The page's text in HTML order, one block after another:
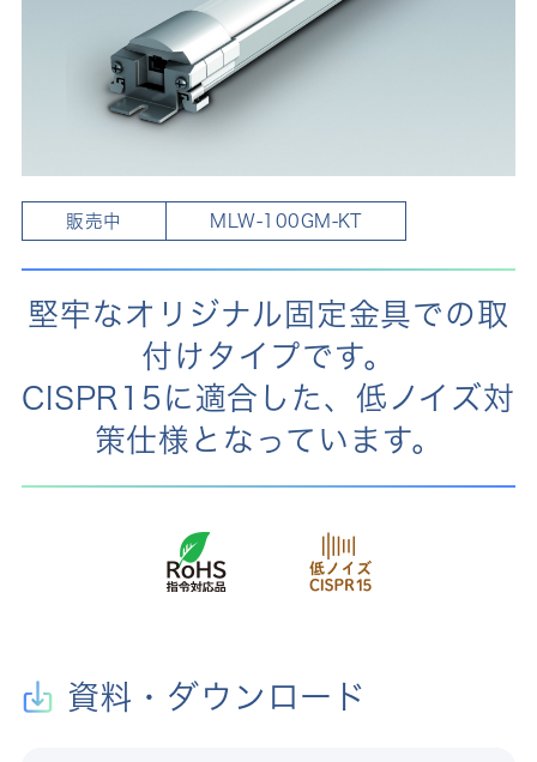
販売中 MLW-100GM-KT
堅牢なオリジナル固定金具での取
付けタイプです。
CISPR15に適合した、低ノイズ対
策仕様となっています。
資料・ダウンロード